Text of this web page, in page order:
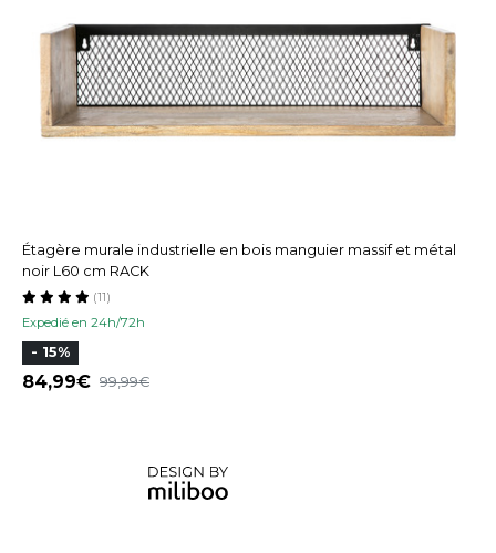
Étagère murale industrielle en bois manguier massif et métal
noir L60 cm RACK
Expedié en 24h/72h
(11)
- 15%
84,99 99,99